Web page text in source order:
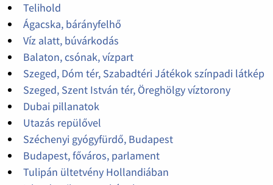
Telihold
Ágacska, bárányfelhő
Víz alatt, búvárkodás
Balaton, csónak, vízpart
Szeged, Dóm tér, Szabadtéri Játékok színpadi látkép
Szeged, Szent István tér, Öreghölgy víztorony
Dubai pillanatok
Utazás repülővel
Széchenyi gyógyfürdő, Budapest
Budapest, főváros, parlament
Tulipán ültetvény Hollandiában